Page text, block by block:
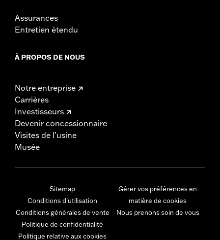
Assurances
Entretien étendu
À PROPOS DE NOUS
Notre entreprise
Carrières
Investisseurs
Devenir concessionnaire
Visites de l’usine
Musée
Sitemap
Conditions d'utilisation
Conditions générales de vente
Politique de confidentialité
Politique relative aux cookies
Gérer vos préférences en
matière de cookies
Nous prenons soin de vous